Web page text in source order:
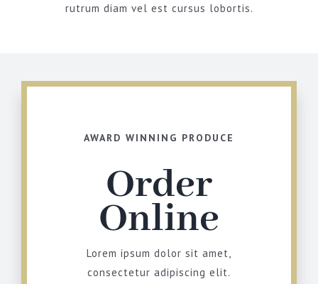
rutrum diam vel est cursus lobortis.
AWARD WINNING PRODUCE
Order
Online
Lorem ipsum dolor sit amet,
consectetur adipiscing elit.